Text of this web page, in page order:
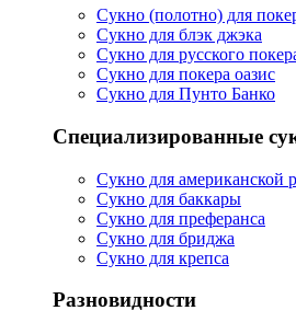
Сукно (полотно) для
Сукно для блэк джэка
Сукно для русского
Сукно для покера оазис
Сукно для Пунто Банко
Специализированные
Сукно для американской
Сукно для баккары
Сукно для преферанса
Сукно для бриджа
Сукно для крепса
Разновидности